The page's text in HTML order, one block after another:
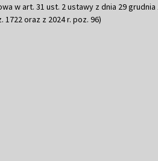
w art. 31 ust. 2 ustawy z dnia 29 grudnia
1722 oraz z 2024 r. poz. 96)